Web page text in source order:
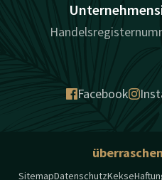
Facebook
SitemapDatenschutzKekse